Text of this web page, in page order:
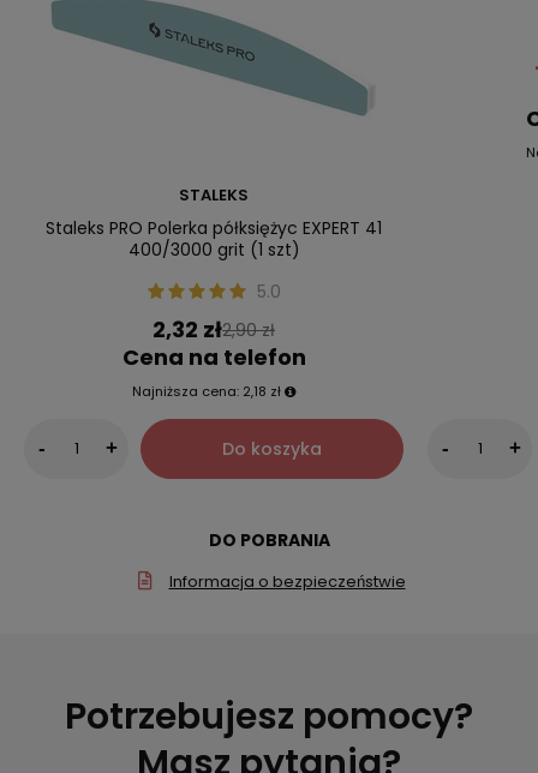
STALEKS
Staleks PRO Polerka półksiężyc EXPERT 41
400/3000 grit (1 szt)
5.0
2,32 zł2,90 zł
Cena na telefon
Najniższa cena: 2,18 zł
- + Do koszyka - +
DO POBRANIA
Informacja o bezpieczeństwie
Potrzebujesz pomocy?